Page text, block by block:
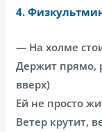
4.
— На холме
Держит прямо,
вверх)
Ей не просто
Ветер крутит,